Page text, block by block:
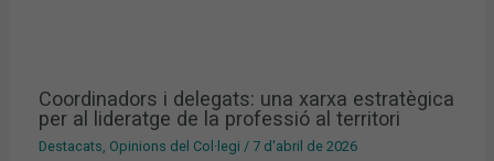
Coordinadors i delegats: una xarxa estratègica
per al lideratge de la professió al territori
Destacats, Opinions del Col·legi / 7 d'abril de 2026